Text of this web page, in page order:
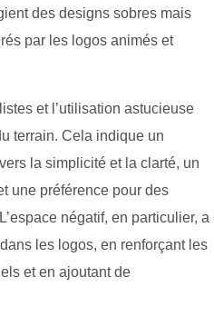
des designs sobres mais
par les logos animés et
et l’utilisation astucieuse
terrain. Cela indique un
la simplicité et la clarté, un
une préférence pour des
négatif, en particulier, a
les logos, en renforçant les
et en ajoutant de